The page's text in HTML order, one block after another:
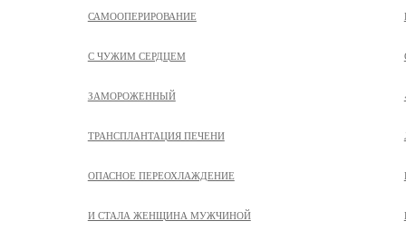
САМООПЕРИРОВАНИЕ
С ЧУЖИМ СЕРДЦЕМ
ЗАМОРОЖЕННЫЙ
ТРАНСПЛАНТАЦИЯ ПЕЧЕНИ
ОПАСНОЕ ПЕРЕОХЛАЖДЕНИЕ
И СТАЛА ЖЕНЩИНА МУЖЧИНОЙ